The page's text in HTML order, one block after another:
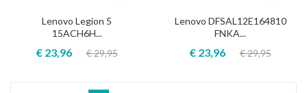
Lenovo Legion 5
15ACH6H...
€ 23,96 € 29,95
Lenovo DFSAL12E164810
FNKA...
€ 23,96 € 29,95